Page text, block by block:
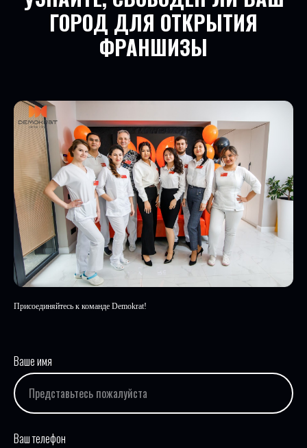
ГОРОД ДЛЯ ОТКРЫТИЯ
ФРАНШИЗЫ
Присоединяйтесь к команде Demokrat!
Ваше имя
Ваш телефон